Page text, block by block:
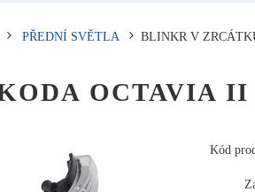
PŘEDNÍ SVĚTLA BLINKR V
OCTAVIA II
Kód